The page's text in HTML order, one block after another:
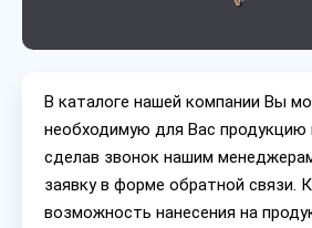
В каталоге нашей компании Вы
необходимую для Вас продукцию
сделав звонок нашим
заявку в форме обратной связи.
возможность нанесения на